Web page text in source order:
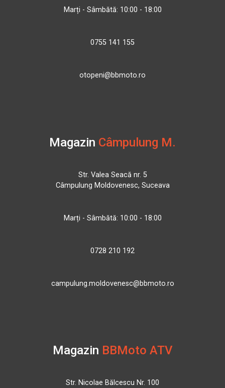
Marți - Sâmbătă: 10:00 - 18:00
0755 141 155
otopeni@bbmoto.ro
Magazin Câmpulung M.
Str. Valea Seacă nr. 5
Câmpulung Moldovenesc, Suceava
Marți - Sâmbătă: 10:00 - 18:00
0728 210 192
campulung.moldovenesc@bbmoto.ro
Magazin BBMoto ATV
Str. Nicolae Bălcescu Nr. 100